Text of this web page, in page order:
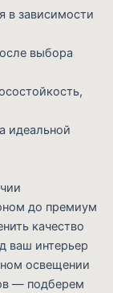
в зависимости
выбора
идеальной
до премиум
качество
ваш интерьер
освещении
— подберем